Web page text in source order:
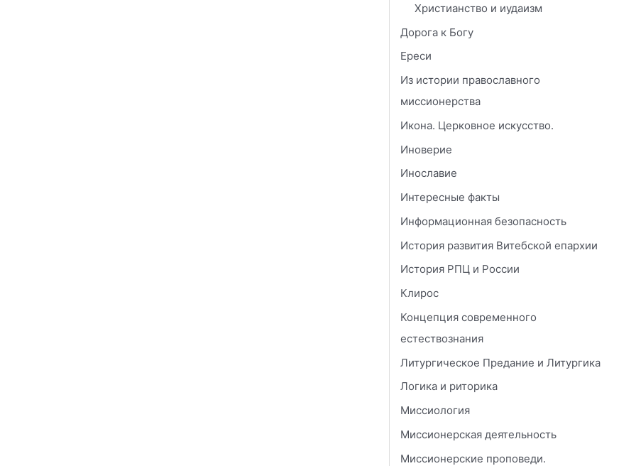
Христианство и иудаизм
Дорога к Богу
Ереси
Из истории православного
миссионерства
Икона. Церковное искусство.
Иноверие
Инославие
Интересные факты
Информационная безопасность
История развития Витебской епархии
История РПЦ и России
Клирос
Концепция современного
естествознания
Литургическое Предание и Литургика
Логика и риторика
Миссиология
Миссионерская деятельность
Миссионерские проповеди.